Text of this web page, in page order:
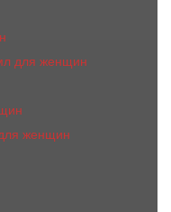
для женщин
женщин